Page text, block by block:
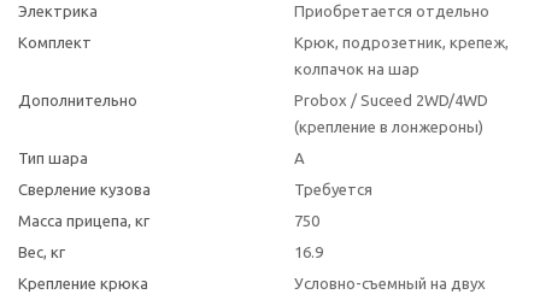
Электрика
Приобретается отдельно
Комплект
Крюк, подрозетник, крепеж,
колпачок на шар
Дополнительно
Probox / Suceed 2WD/4WD
(крепление в лонжероны)
Тип шара
A
Сверление кузова
Требуется
Масса прицепа, кг
750
Вес, кг
16.9
Крепление крюка
Условно-съемный на двух